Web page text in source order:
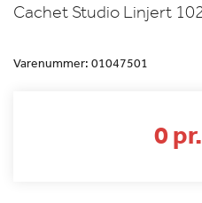
Cachet Studio Linjert
Varenummer: 01047501
0